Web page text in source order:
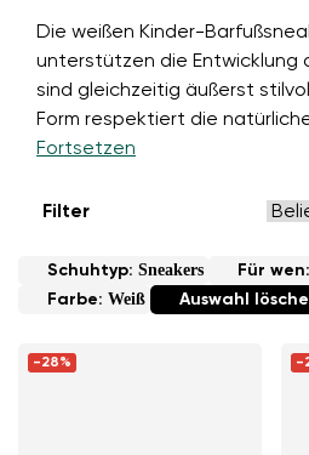
Die weißen Kinder-
unterstützen die Entwicklung
sind gleichzeitig äußerst
Form respektiert die
Fortsetzen
Filter
Schuhtyp: Sneakers Für wen:
Farbe: Weiß Auswahl
-28% -